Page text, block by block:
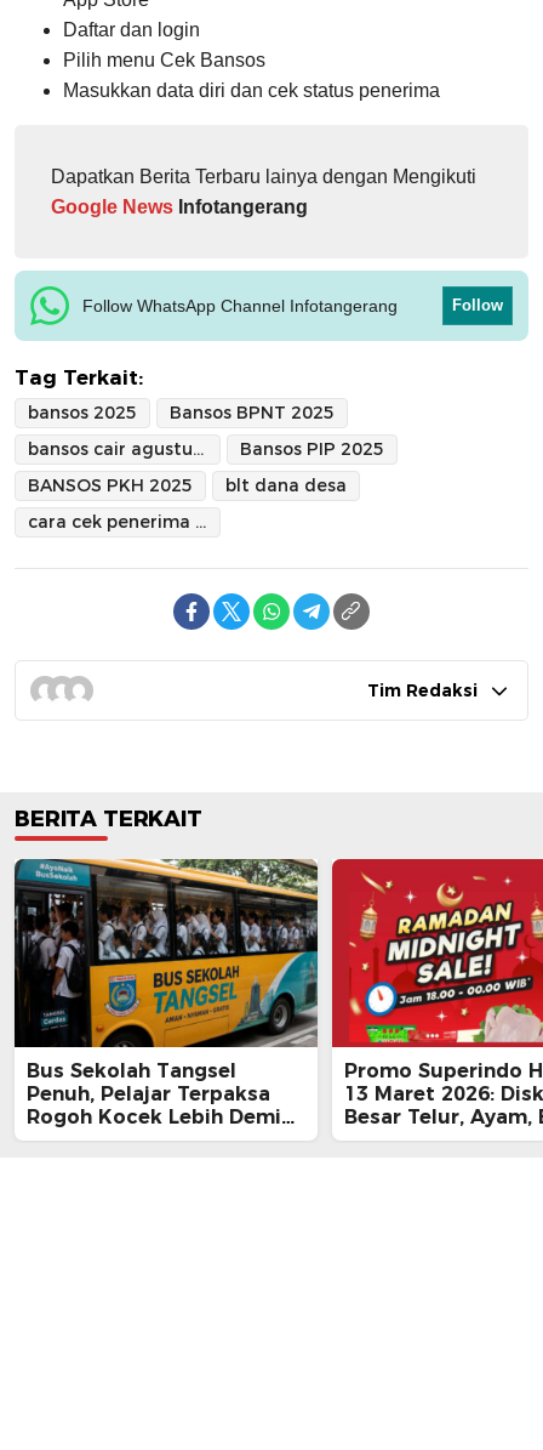
Daftar dan login
Pilih menu Cek Bansos
Masukkan data diri dan cek status penerima
Dapatkan Berita Terbaru lainya dengan Mengikuti
Google News Infotangerang
Follow WhatsApp Channel Infotangerang Follow
Tag Terkait:
bansos 2025
Bansos BPNT 2025
bansos cair agustus 2025
Bansos PIP 2025
BANSOS PKH 2025
blt dana desa
cara cek penerima bansos
Tim Redaksi
BERITA TERKAIT
Bus Sekolah Tangsel
Penuh, Pelajar Terpaksa
Rogoh Kocek Lebih Demi
Tiba Tepat Waktu
Promo Superindo
13 Maret 2026:
Besar Telur, Ayam,
hingga Daging,